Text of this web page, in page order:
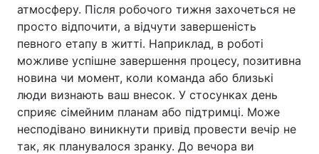
атмосферу. Після робочого тижня захочеться не
просто відпочити, а відчути завершеність
певного етапу в житті. Наприклад, в роботі
можливе успішне завершення процесу, позитивна
новина чи момент, коли команда або близькі
люди визнають ваш внесок. У стосунках день
сприяє сімейним планам або підтримці. Може
несподівано виникнути привід провести вечір не
так, як планувалося зранку. До вечора ви